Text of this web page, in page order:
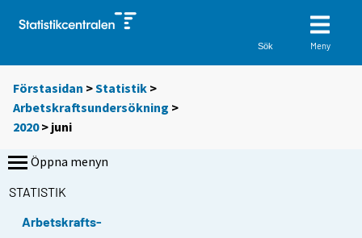
Sök Meny
Förstasidan >Statistik >
Arbetskraftsundersökning >
2020> juni
Öppna menyn
STATISTIK
Arbetskrafts-